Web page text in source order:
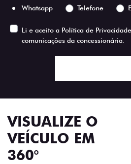
Whatsapp
Telefone
Li e aceito a Política de Privacidade
comunicações da concessionária.
VISUALIZE O
VEÍCULO EM
360°